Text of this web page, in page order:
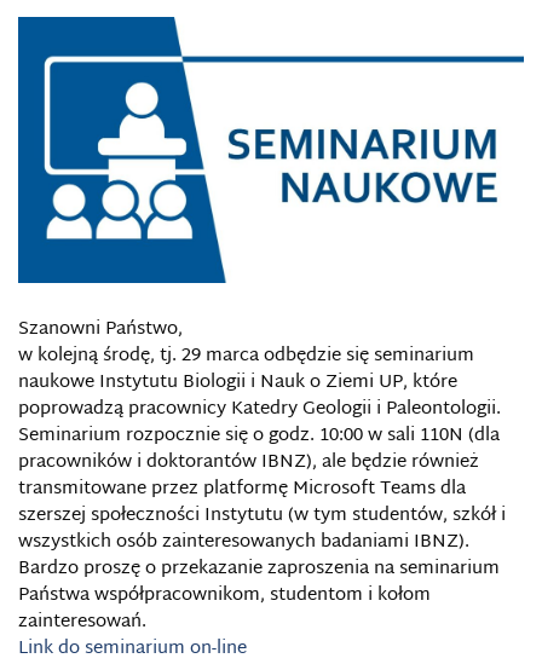
Szanowni Państwo,
w kolejną środę, tj. 29 marca odbędzie się seminarium
naukowe Instytutu Biologii i Nauk o Ziemi UP, które
poprowadzą pracownicy Katedry Geologii i Paleontologii.
Seminarium rozpocznie się o godz. 10:00 w sali 110N (dla
pracowników i doktorantów IBNZ), ale będzie również
transmitowane przez platformę Microsoft Teams dla
szerszej społeczności Instytutu (w tym studentów, szkół i
wszystkich osób zainteresowanych badaniami IBNZ).
Bardzo proszę o przekazanie zaproszenia na seminarium
Państwa współpracownikom, studentom i kołom
zainteresowań.
Link do seminarium on-line